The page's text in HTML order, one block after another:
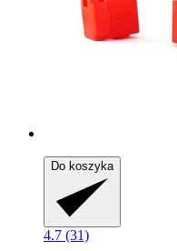
Do koszyka
4.7 (31)